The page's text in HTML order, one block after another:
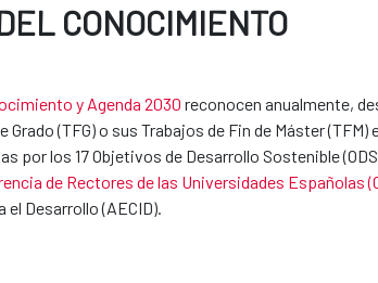
CONOCIMIENTO
y Agenda 2030 reconocen anualmente,
Grado (TFG) o sus Trabajos de Fin de Máster
por los 17 Objetivos de Desarrollo Sostenible
de Rectores de las Universidades Españolas
Desarrollo (AECID).